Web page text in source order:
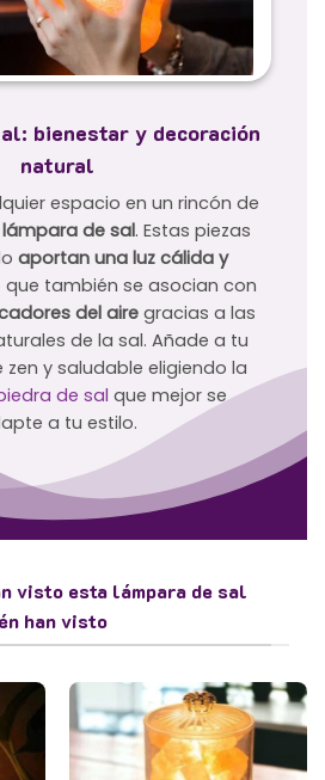
bienestar y decoración
natural
espacio en un rincón de
lámpara de sal. Estas piezas
aportan una luz cálida y
que también se asocian con
del aire gracias a las
de la sal. Añade a tu
y saludable eligiendo la
de sal que mejor se
a tu estilo.
visto esta lámpara de sal
han visto